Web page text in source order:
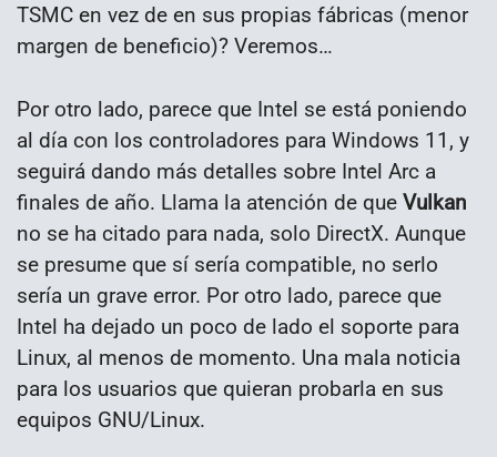
TSMC en vez de en sus propias fábricas (menor
margen de beneficio)? Veremos…
Por otro lado, parece que Intel se está poniendo
al día con los controladores para Windows 11, y
seguirá dando más detalles sobre Intel Arc a
finales de año. Llama la atención de que Vulkan
no se ha citado para nada, solo DirectX. Aunque
se presume que sí sería compatible, no serlo
sería un grave error. Por otro lado, parece que
Intel ha dejado un poco de lado el soporte para
Linux, al menos de momento. Una mala noticia
para los usuarios que quieran probarla en sus
equipos GNU/Linux.